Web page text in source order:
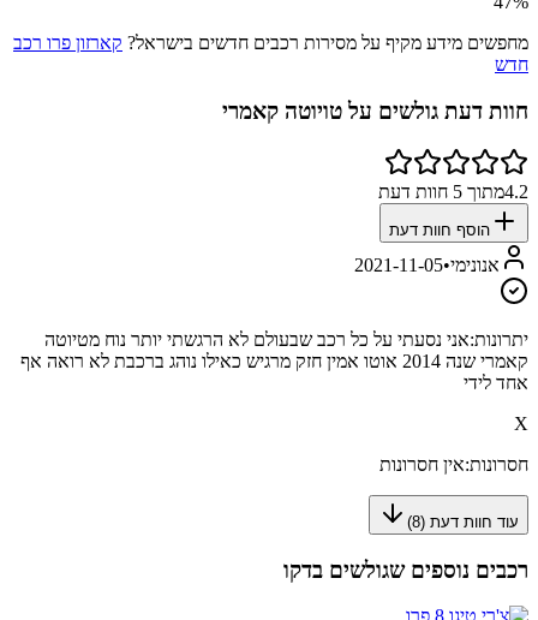
מחפשים מידע מקיף על מסירות רכבים חדשים בישראל? קארזון פרו רכב
חדש
חוות דעת גולשים על טויוטה קאמרי
4.2מתוך 5 חוות דעת
הוסף חוות דעת
אנונימי•
2021-11-05
יתרונות:אני נסעתי על כל רכב שבעולם לא הרגשתי יותר נוח מטיוטה
קאמרי שנה 2014 אוטו אמין חזק מרגיש כאילו נוהג ברכבת לא רואה אף
אחד לידי
X
חסרונות:אין חסרונות
עוד חוות דעת (8
)
רכבים נוספים שגולשים בדקו